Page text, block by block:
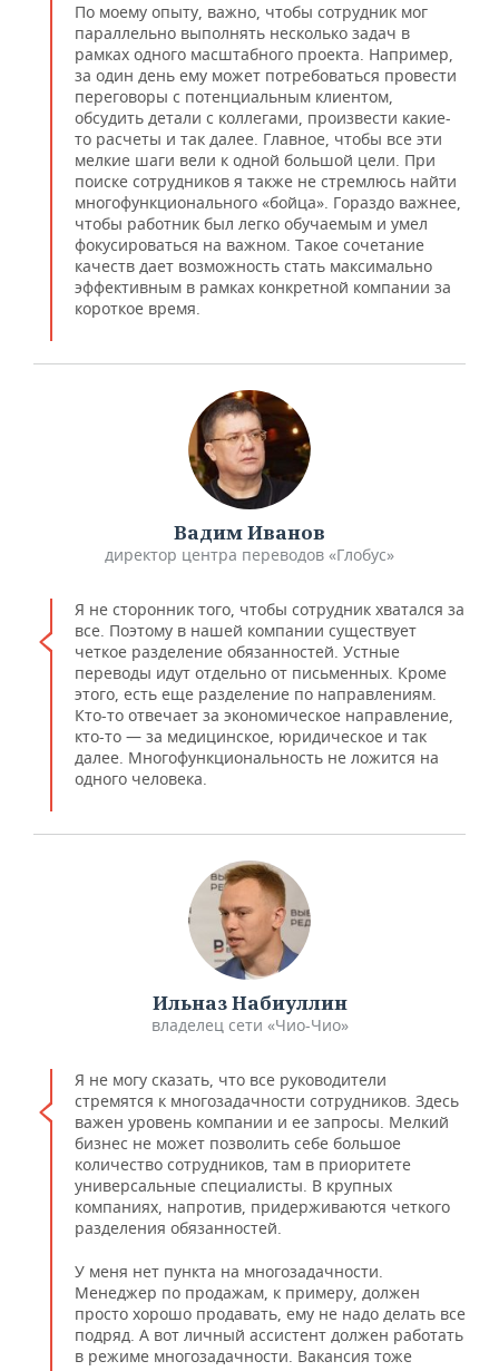
По моему опыту, важно, чтобы сотрудник мог
параллельно выполнять несколько задач в
рамках одного масштабного проекта. Например,
за один день ему может потребоваться провести
переговоры с потенциальным клиентом,
обсудить детали с коллегами, произвести какие-
то расчеты и так далее. Главное, чтобы все эти
мелкие шаги вели к одной большой цели. При
поиске сотрудников я также не стремлюсь найти
многофункционального «бойца». Гораздо важнее,
чтобы работник был легко обучаемым и умел
фокусироваться на важном. Такое сочетание
качеств дает возможность стать максимально
эффективным в рамках конкретной компании за
короткое время.
Вадим Иванов
директор центра переводов «Глобус»
Я не сторонник того, чтобы сотрудник хватался за
все. Поэтому в нашей компании существует
четкое разделение обязанностей. Устные
переводы идут отдельно от письменных. Кроме
этого, есть еще разделение по направлениям.
Кто-то отвечает за экономическое направление,
кто-то — за медицинское, юридическое и так
далее. Многофункциональность не ложится на
одного человека.
Ильназ Набиуллин
владелец сети «Чио-Чио»
Я не могу сказать, что все руководители
стремятся к многозадачности сотрудников. Здесь
важен уровень компании и ее запросы. Мелкий
бизнес не может позволить себе большое
количество сотрудников, там в приоритете
универсальные специалисты. В крупных
компаниях, напротив, придерживаются четкого
разделения обязанностей.
У меня нет пункта на многозадачности.
Менеджер по продажам, к примеру, должен
просто хорошо продавать, ему не надо делать все
подряд. А вот личный ассистент должен работать
в режиме многозадачности. Вакансия тоже